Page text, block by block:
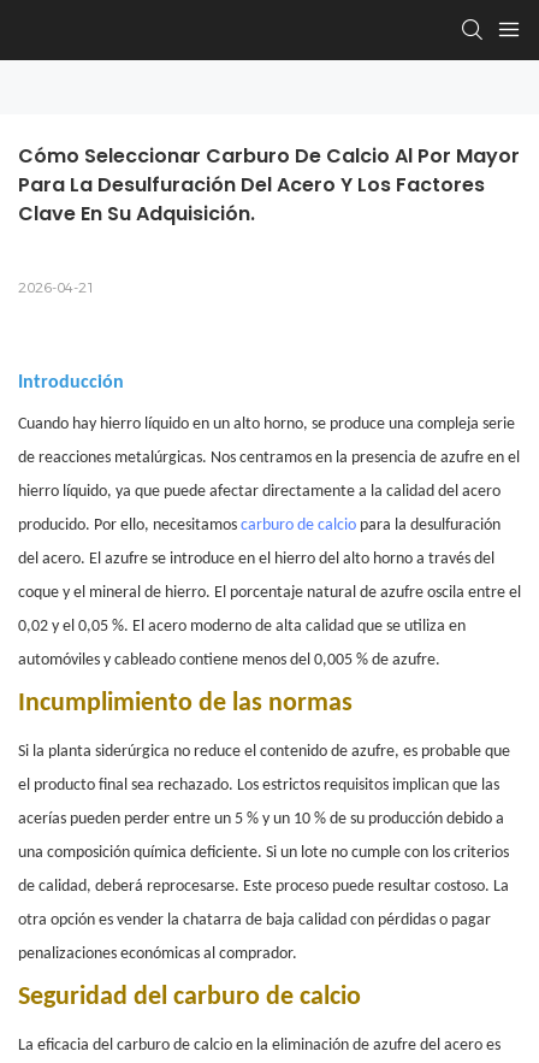
Cómo Seleccionar Carburo De Calcio Al Por Mayor
Para La Desulfuración Del Acero Y Los Factores
Clave En Su Adquisición.
2026-04-21
Introducción
Cuando hay hierro líquido en un alto horno, se produce una compleja serie
de reacciones metalúrgicas. Nos centramos en la presencia de azufre en el
hierro líquido, ya que puede afectar directamente a la calidad del acero
producido. Por ello, necesitamos carburo de calcio para la desulfuración
del acero. El azufre se introduce en el hierro del alto horno a través del
coque y el mineral de hierro. El porcentaje natural de azufre oscila entre el
0,02 y el 0,05 %. El acero moderno de alta calidad que se utiliza en
automóviles y cableado contiene menos del 0,005 % de azufre.
Incumplimiento de las normas
Si la planta siderúrgica no reduce el contenido de azufre, es probable que
el producto final sea rechazado. Los estrictos requisitos implican que las
acerías pueden perder entre un 5 % y un 10 % de su producción debido a
una composición química deficiente. Si un lote no cumple con los criterios
de calidad, deberá reprocesarse. Este proceso puede resultar costoso. La
otra opción es vender la chatarra de baja calidad con pérdidas o pagar
penalizaciones económicas al comprador.
Seguridad del carburo de calcio
La eficacia del carburo de calcio en la eliminación de azufre del acero es